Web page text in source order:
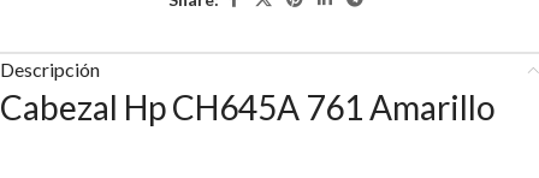
Descripción
Cabezal Hp CH645A 761 Amarillo